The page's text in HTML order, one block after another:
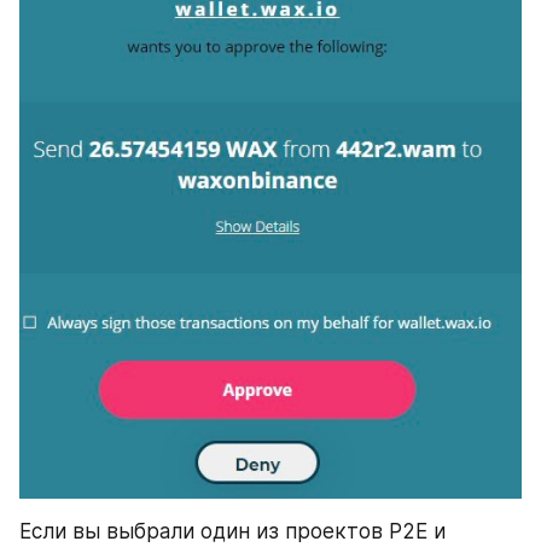
Если вы выбрали один из проектов Р2Е и